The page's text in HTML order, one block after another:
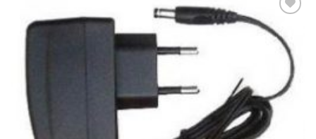
Hozzáadás a
kívánságlistához